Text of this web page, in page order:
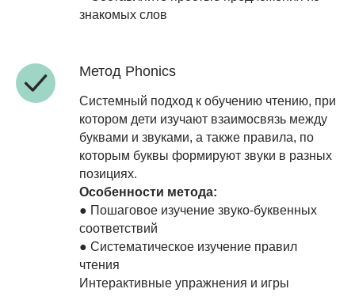
знакомых слов
Метод Phonics
Системный подход к обучению чтению, при
котором дети изучают взаимосвязь между
буквами и звуками, а также правила, по
которым буквы формируют звуки в разных
позициях.
Особенности метода:
● Пошаговое изучение звуко-буквенных
соответствий
● Систематическое изучение правил
чтения
Интерактивные упражнения и игры